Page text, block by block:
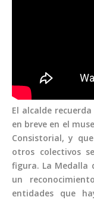
El alcalde
en breve en el
Consistorial, y
otros colectivos
figura. La Medalla
un
entidades que